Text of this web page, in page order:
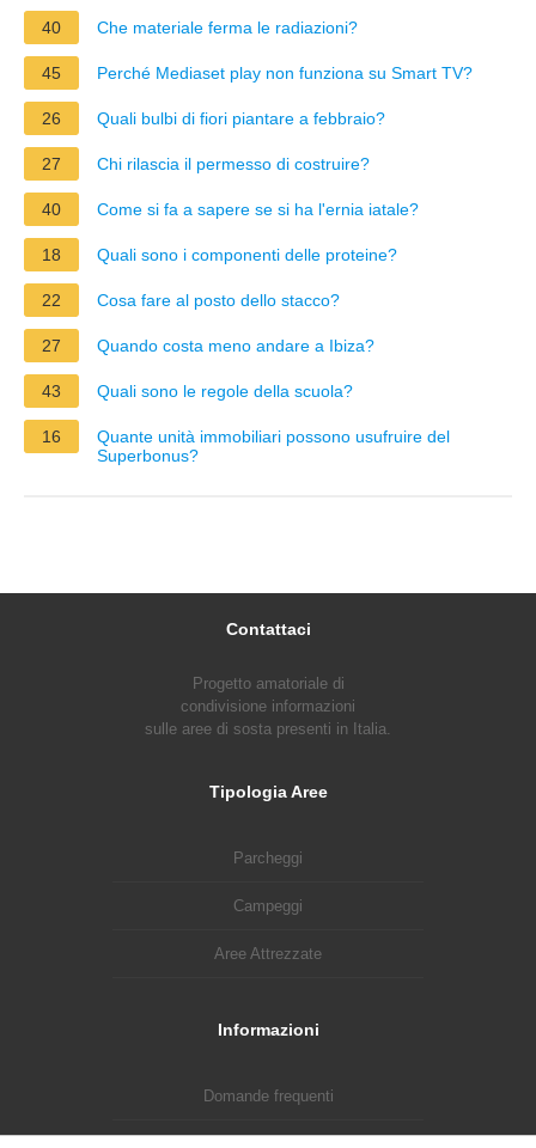
40 Che materiale ferma le radiazioni?
45 Perché Mediaset play non funziona su Smart TV?
26 Quali bulbi di fiori piantare a febbraio?
27 Chi rilascia il permesso di costruire?
40 Come si fa a sapere se si ha l'ernia iatale?
18 Quali sono i componenti delle proteine?
22 Cosa fare al posto dello stacco?
27 Quando costa meno andare a Ibiza?
43 Quali sono le regole della scuola?
16
Quante unità immobiliari possono usufruire del
Superbonus?
Contattaci
Progetto amatoriale di
condivisione informazioni
sulle aree di sosta presenti in Italia.
Tipologia Aree
Parcheggi
Campeggi
Aree Attrezzate
Informazioni
Domande frequenti